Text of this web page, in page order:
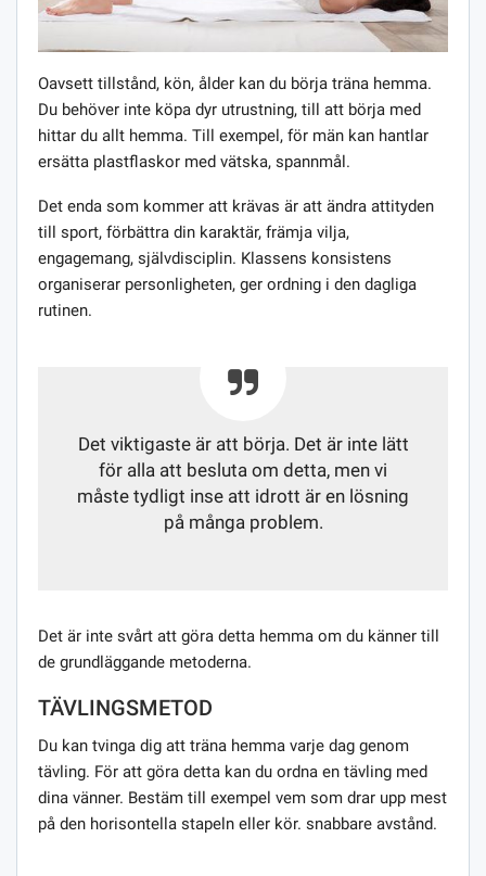
Oavsett tillstånd, kön, ålder kan du börja träna hemma.
Du behöver inte köpa dyr utrustning, till att börja med
hittar du allt hemma. Till exempel, för män kan hantlar
ersätta plastflaskor med vätska, spannmål.
Det enda som kommer att krävas är att ändra attityden
till sport, förbättra din karaktär, främja vilja,
engagemang, självdisciplin. Klassens konsistens
organiserar personligheten, ger ordning i den dagliga
rutinen.
Det viktigaste är att börja. Det är inte lätt
för alla att besluta om detta, men vi
måste tydligt inse att idrott är en lösning
på många problem.
Det är inte svårt att göra detta hemma om du känner till
de grundläggande metoderna.
TÄVLINGSMETOD
Du kan tvinga dig att träna hemma varje dag genom
tävling. För att göra detta kan du ordna en tävling med
dina vänner. Bestäm till exempel vem som drar upp mest
på den horisontella stapeln eller kör. snabbare avstånd.